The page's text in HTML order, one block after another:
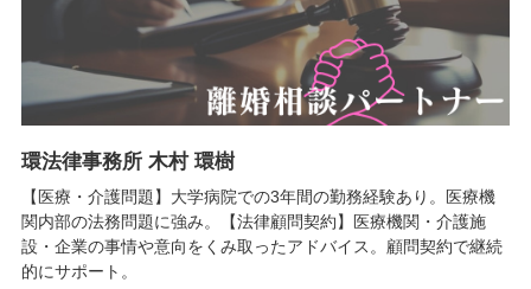
環法律事務所 木村 環樹
【医療・介護問題】大学病院での3年間の勤務経験あり。医療機
関内部の法務問題に強み。【法律顧問契約】医療機関・介護施
設・企業の事情や意向をくみ取ったアドバイス。顧問契約で継続
的にサポート。